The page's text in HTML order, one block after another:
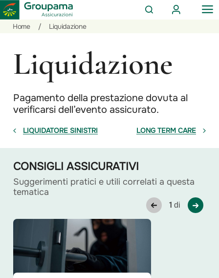
Salta
Privati
CERCA
AREA
CLIENTI
Home
/ Liquidazione
Liquidazione
Pagamento della prestazione dovuta al
verificarsi dell’evento assicurato.
LIQUIDATORE SINISTRI LONG TERM CARE
CONSIGLI ASSICURATIVI
Suggerimenti pratici e utili correlati a questa
tematica
1 di